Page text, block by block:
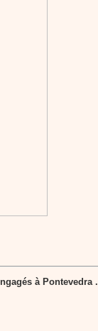
à Pontevedra .